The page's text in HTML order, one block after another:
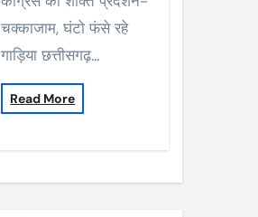
चक्काजाम, घंटो फंसे रहे
गाड़िया छत्तीसगढ़…
Read More